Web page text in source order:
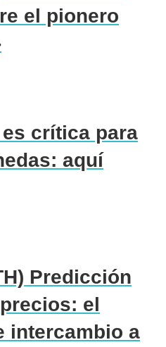
el pionero
crítica para
aquí
Predicción
el
intercambio a